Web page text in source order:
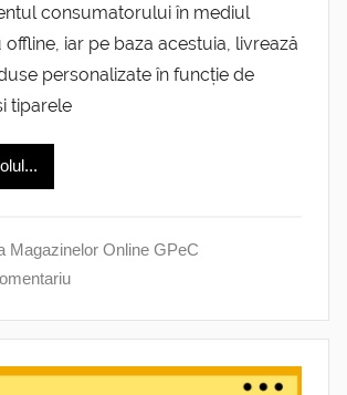
consumatorului în mediul
iar pe baza acestuia, livrează
personalizate în funcție de
tiparele
Magazinelor Online GPeC